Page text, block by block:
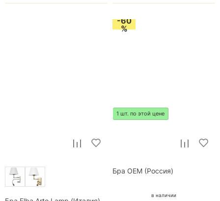
-60
%
1 шт. по этой цене
Бра OEM (Россия)
в наличии